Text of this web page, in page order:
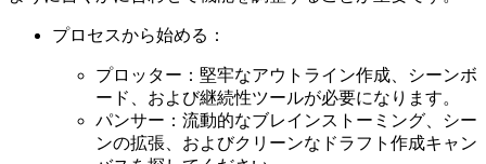
プロセスから始める：
プロッター：堅牢なアウトライン作成、シーンボ
ード、および継続性ツールが必要になります。
パンサー：流動的なブレインストーミング、シー
ンの拡張、およびクリーンなドラフト作成キャン